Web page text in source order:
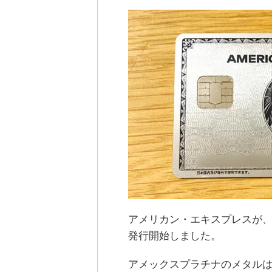
アメリカン・エキスプレスが
発行開始しました。
アメックスプラチナのメタル